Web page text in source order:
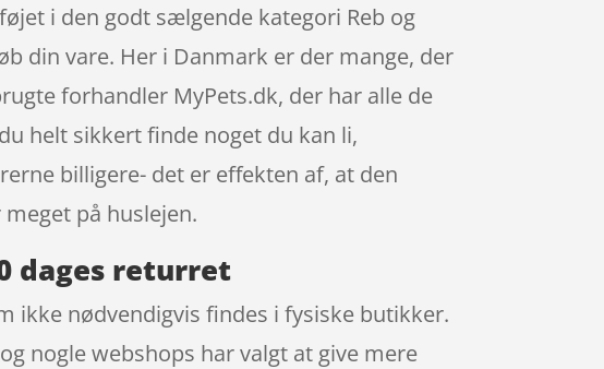
i den godt sælgende kategori Reb og
din vare. Her i Danmark er der mange, der
forhandler MyPets.dk, der har alle de
helt sikkert finde noget du kan li,
billigere- det er effekten af, at den
på huslejen.
dages returret
ikke nødvendigvis findes i fysiske butikker.
nogle webshops har valgt at give mere